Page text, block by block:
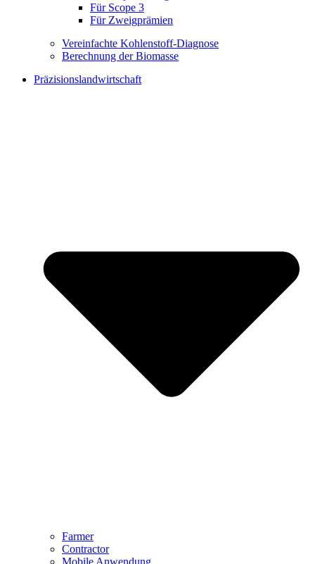
Für Scope 3
Für Zweigprämien
Vereinfachte Kohlenstoff-Diagnose
Berechnung der Biomasse
Präzisionslandwirtschaft
Farmer
Contractor